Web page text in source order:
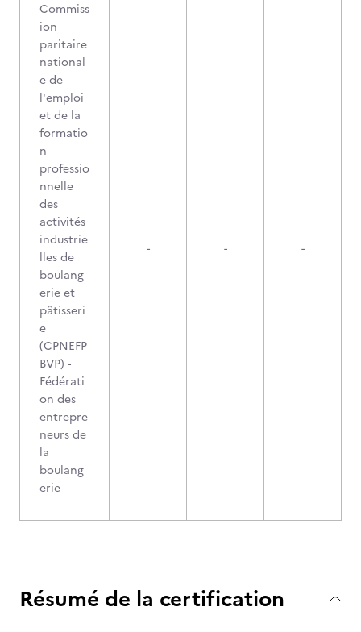
Commiss
ion
paritaire
national
e de
l'emploi
et de la
formatio
n
professio
nnelle
des
activités
industrie
lles de
boulang
erie et
pâtisseri
e
(CPNEFP
BVP) -
Fédérati
on des
entrepre
neurs de
la
boulang
erie
- - -
Résumé de la certification